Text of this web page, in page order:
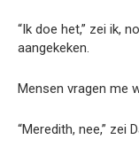
“Ik doe het,” zei ik,
aangekeken.
Mensen vragen me
“Meredith, nee,” zei